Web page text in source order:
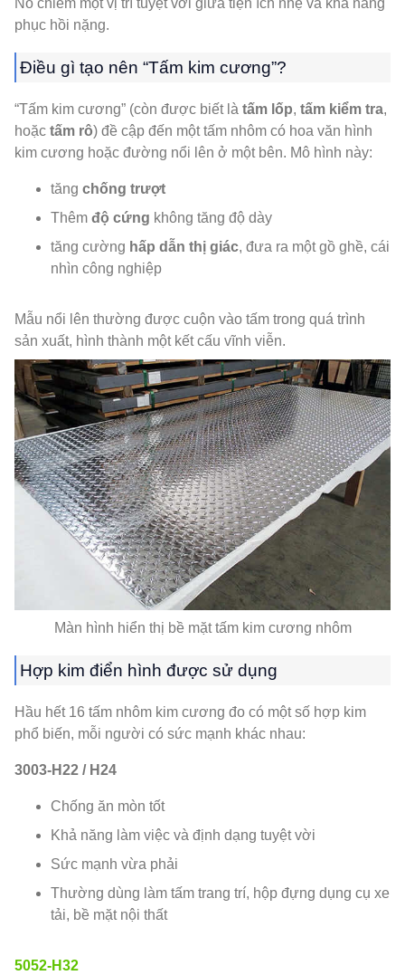
phục hồi nặng.
Điều gì tạo nên “Tấm kim cương”?
“Tấm kim cương” (còn được biết là tấm lốp, tấm kiểm tra,
hoặc tấm rô) đề cập đến một tấm nhôm có hoa văn hình
kim cương hoặc đường nổi lên ở một bên. Mô hình này:
tăng chống trượt
Thêm độ cứng không tăng độ dày
tăng cường hấp dẫn thị giác, đưa ra một gồ ghề, cái
nhìn công nghiệp
Mẫu nổi lên thường được cuộn vào tấm trong quá trình
sản xuất, hình thành một kết cấu vĩnh viễn.
Màn hình hiển thị bề mặt tấm kim cương nhôm
Hợp kim điển hình được sử dụng
Hầu hết 16 tấm nhôm kim cương đo có một số hợp kim
phổ biến, mỗi người có sức mạnh khác nhau:
3003-H22 / H24
Chống ăn mòn tốt
Khả năng làm việc và định dạng tuyệt vời
Sức mạnh vừa phải
Thường dùng làm tấm trang trí, hộp đựng dụng cụ xe
tải, bề mặt nội thất
5052-H32